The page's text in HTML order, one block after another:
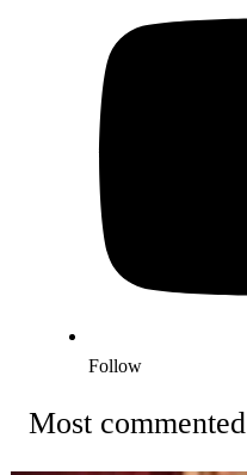
Follow
Most commented